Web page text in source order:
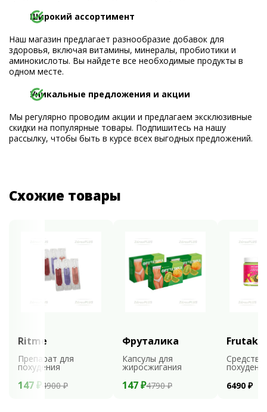
Широкий ассортимент
Наш магазин предлагает разнообразие добавок для
здоровья, включая витамины, минералы, пробиотики и
аминокислоты. Вы найдете все необходимые продукты в
одном месте.
Уникальные предложения и акции
Мы регулярно проводим акции и предлагаем эксклюзивные
скидки на популярные товары. Подпишитесь на нашу
рассылку, чтобы быть в курсе всех выгодных предложений.
Схожие товары
Ritme
Препарат для
похудения
147 ₽ 4900 ₽
Фруталика
Капсулы для
жиросжигания
147 ₽4790 ₽
6490 ₽